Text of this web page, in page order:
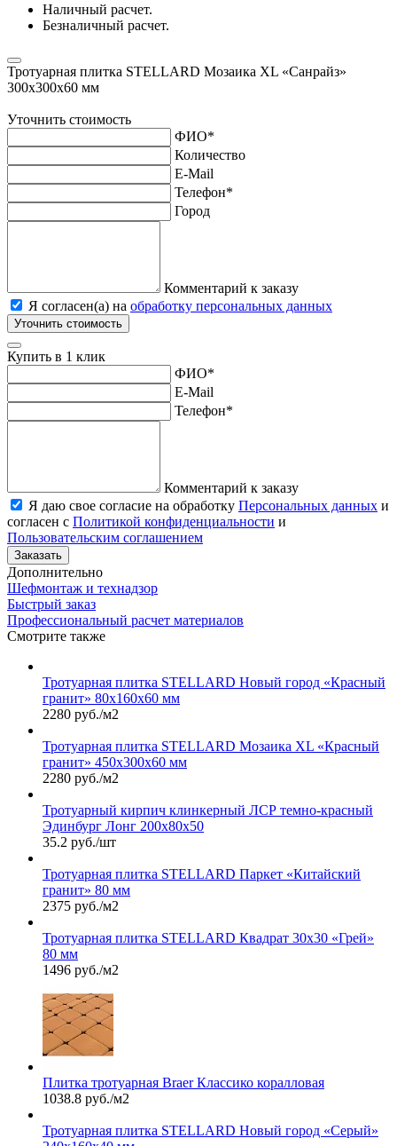
Наличный расчет.
Безналичный расчет.
Тротуарная плитка STELLARD Мозаика XL «Санрайз»
300х300х60 мм
Уточнить стоимость
ФИО*
Количество
E-Mail
Телефон*
Город
Комментарий к заказу
Я согласен(а) на обработку персональных данных
Уточнить стоимость
Купить в 1 клик
ФИО*
E-Mail
Телефон*
Комментарий к заказу
Я даю свое согласие на обработку Персональных данных и
согласен с Политикой конфиденциальности и
Пользовательским соглашением
Заказать
Дополнительно
Шефмонтаж и технадзор
Быстрый заказ
Профессиональный расчет материалов
Смотрите также
Тротуарная плитка STELLARD Новый город «Красный
гранит» 80х160х60 мм
2280 руб./м2
Тротуарная плитка STELLARD Мозаика XL «Красный
гранит» 450х300х60 мм
2280 руб./м2
Тротуарный кирпич клинкерный ЛСР темно-красный
Эдинбург Лонг 200х80х50
35.2 руб./шт
Тротуарная плитка STELLARD Паркет «Китайский
гранит» 80 мм
2375 руб./м2
Тротуарная плитка STELLARD Квадрат 30х30 «Грей»
80 мм
1496 руб./м2
Плитка тротуарная Braer Классико коралловая
1038.8 руб./м2
Тротуарная плитка STELLARD Новый город «Серый»